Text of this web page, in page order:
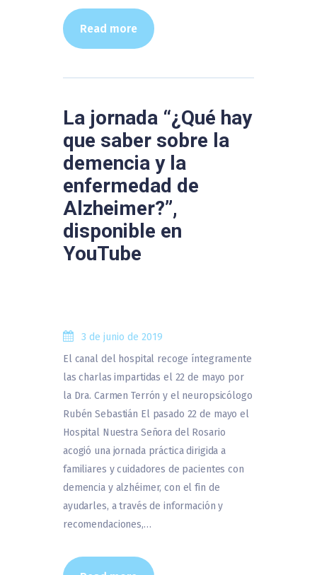
Read more
La jornada “¿Qué hay
que saber sobre la
demencia y la
enfermedad de
Alzheimer?”,
disponible en
YouTube
3 de junio de 2019
El canal del hospital recoge íntegramente
las charlas impartidas el 22 de mayo por
la Dra. Carmen Terrón y el neuropsicólogo
Rubén Sebastián El pasado 22 de mayo el
Hospital Nuestra Señora del Rosario
acogió una jornada práctica dirigida a
familiares y cuidadores de pacientes con
demencia y alzhéimer, con el fin de
ayudarles, a través de información y
recomendaciones,…